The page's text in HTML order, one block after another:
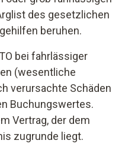
des gesetzlichen
beruhen.
bei fahrlässiger
(wesentliche
verursachte Schäden
Buchungswertes.
Vertrag, der dem
zugrunde liegt.